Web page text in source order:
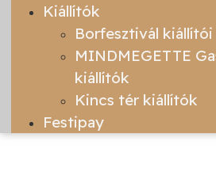
Kiállítók
Borfesztivál kiállítói
MINDMEGETTE
kiállítók
Kincs tér kiállítók
Festipay